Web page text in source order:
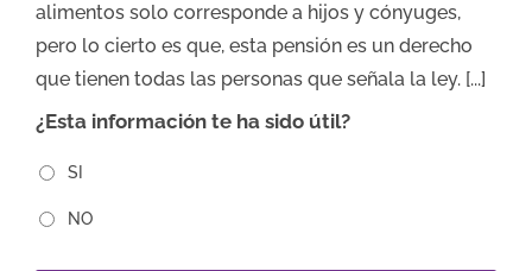
alimentos solo corresponde a hijos y cónyuges,
pero lo cierto es que, esta pensión es un derecho
que tienen todas las personas que señala la ley. [...]
¿Esta información te ha sido útil?
SI
NO